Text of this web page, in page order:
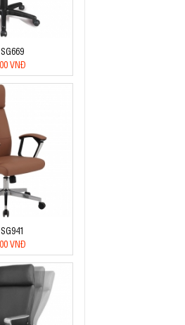
VNĐ
VNĐ